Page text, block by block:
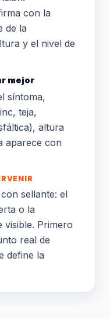
con la
de la
y el nivel de
mejor
síntoma,
teja,
altura
aparece con
sellante: el
o la
visible. Primero
real de
define la